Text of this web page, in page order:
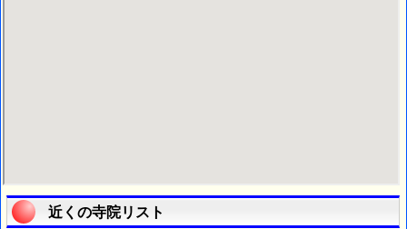
近くの寺院リスト